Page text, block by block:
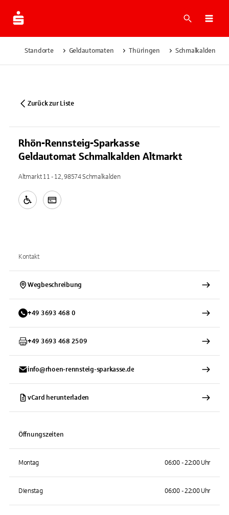
Suche
Standorte Geldautomaten Thüringen Schmalkalden
Zurück zur Liste
Rhön-Rennsteig-Sparkasse
Geldautomat Schmalkalden Altmarkt
Altmarkt 11 - 12, 98574 Schmalkalden
Kontakt
Wegbeschreibung
+49 3693 468 0
+49 3693 468 2509
info@rhoen-rennsteig-sparkasse.de
vCard herunterladen
Öffnungszeiten
Montag 06:00 - 22:00 Uhr
Dienstag 06:00 - 22:00 Uhr